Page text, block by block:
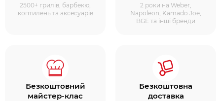
2500+ грилів, барбекю,
коптилень та аксесуарів
2 роки на Weber,
Napoleon, Kamado Joe,
BGE та інші бренди
Безкоштовний
майстер-клас
Безкоштовна
доставка